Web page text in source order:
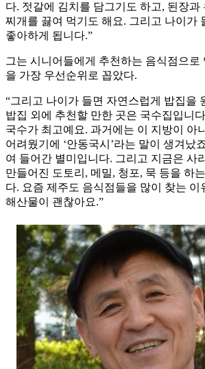
다. 젓갈에 김치를 담그기도 하고, 된장과
찌개를 끓여 먹기도 해요. 그리고 나이가
좋아하게 됩니다.”
그는 시니어들에게 추천하는 음식점으로
을 가장 우선순위로 꼽았다.
“그리고 나이가 들면 자연스럽게 밥집을
밥집 외에 추천할 만한 곳은 국수집입니
국수가 최고예요. 과거에는 이 지방이 아
어려웠기에 ‘안동국시’라는 말이 생겨났
여 들어간 별미입니다. 그리고 지금은 사
만들어진 도토리, 메밀, 청포, 묵 등을 하
다. 요즘 제주도 음식점들을 많이 찾는 이
해산물이 괜찮아요.”